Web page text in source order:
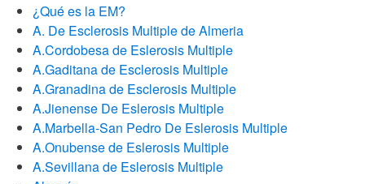
¿Qué es la EM?
A. De Esclerosis Multiple de Almeria
A.Cordobesa de Eslerosis Multiple
A.Gaditana de Esclerosis Multiple
A.Granadina de Esclerosis Multiple
A.Jienense De Eslerosis Multiple
A.Marbella-San Pedro De Eslerosis Multiple
A.Onubense de Eslerosis Multiple
A.Sevillana de Eslerosis Multiple